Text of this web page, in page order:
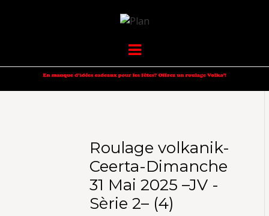
VOLKANIK-
ENDURANCE
Menu
Roulage volkanik-
Ceerta-Dimanche
31 Mai 2025 –JV -
Sèrie 2– (4)